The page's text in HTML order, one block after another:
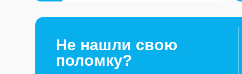
Не нашли свою
поломку?